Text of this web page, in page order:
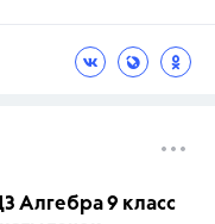
Алгебра 9 класс